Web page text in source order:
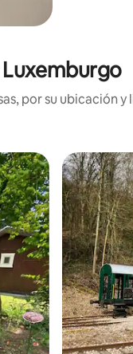
Luxemburgo
por su ubicación y